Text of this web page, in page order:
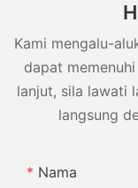
Kami mengalu-
dapat
lanjut, sila lawati
langsung
Nama